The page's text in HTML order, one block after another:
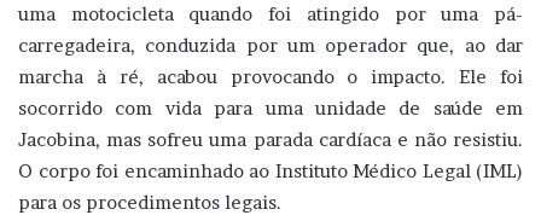
uma motocicleta quando foi atingido por uma pá-
carregadeira, conduzida por um operador que, ao dar
marcha à ré, acabou provocando o impacto. Ele foi
socorrido com vida para uma unidade de saúde em
Jacobina, mas sofreu uma parada cardíaca e não resistiu.
O corpo foi encaminhado ao Instituto Médico Legal (IML)
para os procedimentos legais.